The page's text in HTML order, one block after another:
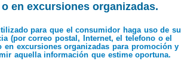
en excursiones organizadas.
para que el consumidor haga uso de su
(por correo postal, Internet, el telefono o el
excursiones organizadas para promoción y
aquella información que estime oportuna.